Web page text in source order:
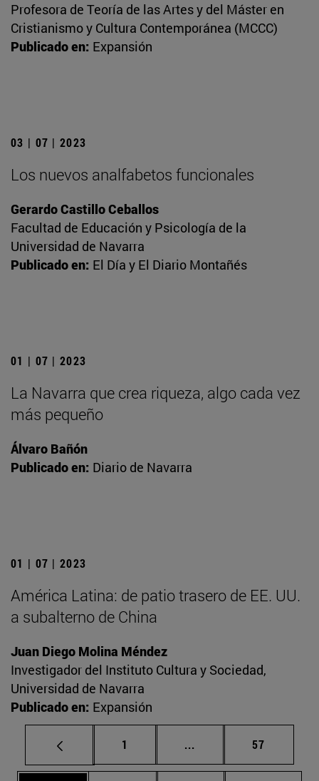
Profesora de Teoría de las Artes y del Máster en
Cristianismo y Cultura Contemporánea (MCCC)
Publicado en: Expansión
03 | 07 | 2023
Los nuevos analfabetos funcionales
Gerardo Castillo Ceballos
Facultad de Educación y Psicología de la
Universidad de Navarra
Publicado en: El Día y El Diario Montañés
01 | 07 | 2023
La Navarra que crea riqueza, algo cada vez
más pequeño
Álvaro Bañón
Publicado en: Diario de Navarra
01 | 07 | 2023
América Latina: de patio trasero de EE. UU.
a subalterno de China
Juan Diego Molina Méndez
Investigador del Instituto Cultura y Sociedad,
Universidad de Navarra
Publicado en: Expansión
Página
1 ... Páginas intermedias
Página
57